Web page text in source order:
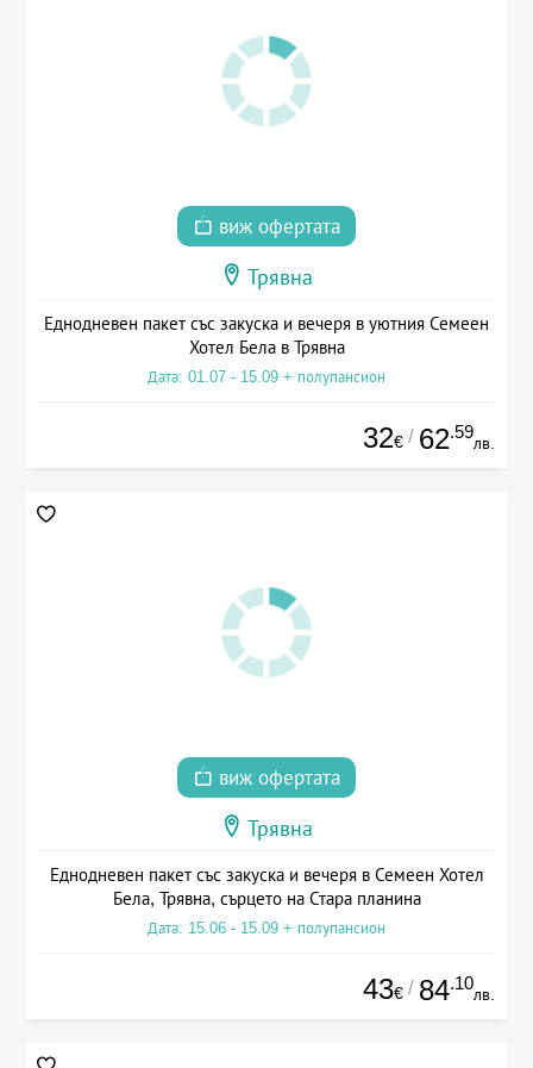
виж офертата
Трявна
Еднодневен пакет със закуска и вечеря в уютния Семеен
Хотел Бела в Трявна
Дата: 01.07 - 15.09 + полупансион
32€ / 62.59
лв.
виж офертата
Трявна
Еднодневен пакет със закуска и вечеря в Семеен Хотел
Бела, Трявна, сърцето на Стара планина
Дата: 15.06 - 15.09 + полупансион
43€ / 84.10
лв.